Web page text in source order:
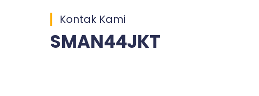
Kontak Kami
SMAN44JKT